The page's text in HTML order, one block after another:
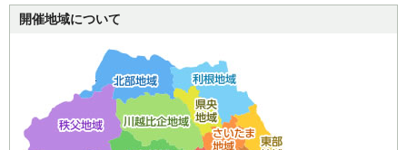
開催地域について